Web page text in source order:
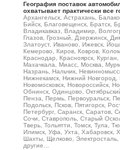
География поставок
охватывает практически все
Архангельск, Астрахань,
Бийск, Благовещенск, Братск,
Владикавказ, Владимир,
Глазов, Грозный, Дзержинск,
Златоуст, Иваново, Ижевск,
Кемерово, Киров, Ковров,
Краснодар, Красноярск,
Махачкала, Миасс, Москва,
Назрань, Нальчик,
Нижнекамск, Нижний Новгород,
Новомосковск, Новороссийск,
Обнинск, Одинцово,
Пенза, Пермь, Первоуральск,
Подольск, Псков, Пятигорск,
Петербург, Саранск, Саратов,
Сочи, Ставрополь, Старый
Тверь, Тольятти, Томск, Тула,
Илимск, Уфа, Ухта, Хабаровск,
Шахты, Щелково,
другие...